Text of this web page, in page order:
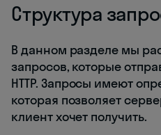
Структура
В данном разделе мы
запросов, которые
HTTP. Запросы имеют
которая позволяет
клиент хочет получить.